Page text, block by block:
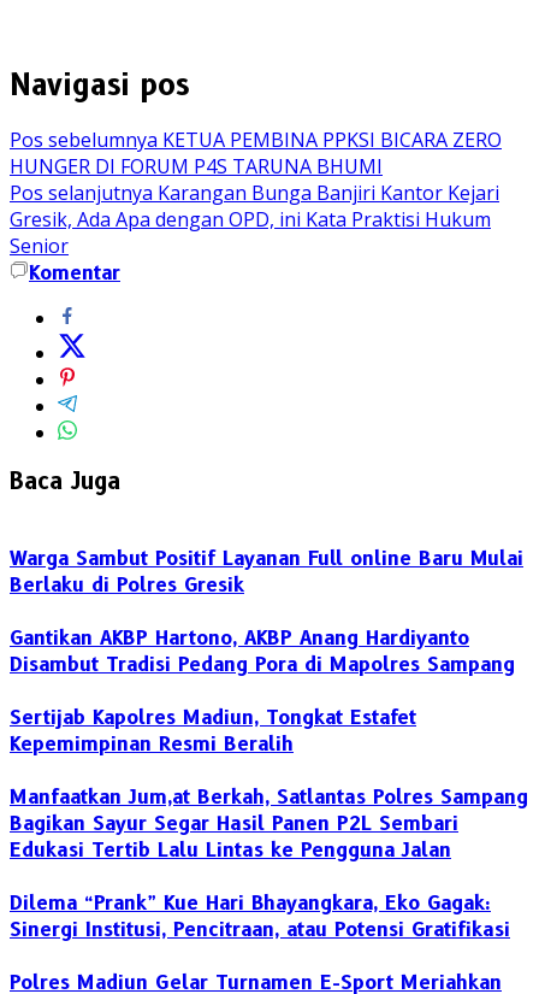
Navigasi pos
Pos sebelumnya KETUA PEMBINA PPKSI BICARA ZERO
HUNGER DI FORUM P4S TARUNA BHUMI
Pos selanjutnya Karangan Bunga Banjiri Kantor Kejari
Gresik, Ada Apa dengan OPD, ini Kata Praktisi Hukum
Senior
Komentar
Baca Juga
Warga Sambut Positif Layanan Full online Baru Mulai
Berlaku di Polres Gresik
Gantikan AKBP Hartono, AKBP Anang Hardiyanto
Disambut Tradisi Pedang Pora di Mapolres Sampang
Sertijab Kapolres Madiun, Tongkat Estafet
Kepemimpinan Resmi Beralih
Manfaatkan Jum,at Berkah, Satlantas Polres Sampang
Bagikan Sayur Segar Hasil Panen P2L Sembari
Edukasi Tertib Lalu Lintas ke Pengguna Jalan
Dilema “Prank” Kue Hari Bhayangkara, Eko Gagak:
Sinergi Institusi, Pencitraan, atau Potensi Gratifikasi
Polres Madiun Gelar Turnamen E-Sport Meriahkan